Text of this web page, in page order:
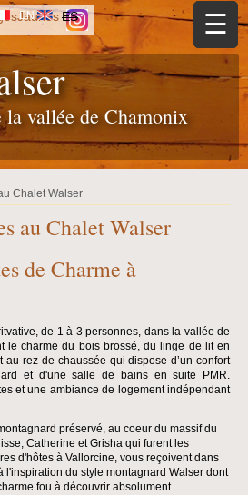
to navigation
vallée de Chamonix
EN ES ☰
Chalet Walser
au Chalet Walser
de Charme à
de 1 à 3 personnes, dans la vallée de
le charme du bois brossé, du linge de lit en
au rez de chaussée qui dispose d’un confort
et d'une salle de bains en suite PMR.
et une ambiance de logement indépendant
préservé, au coeur du massif du
Catherine et Grisha qui furent les
d'hôtes à Vallorcine, vous reçoivent dans
l'inspiration du style montagnard Walser dont
fou à découvrir absolument.